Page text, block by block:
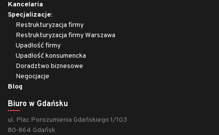
Kancelaria
Specjalizacje:
Restrukturyzacja firmy
Restrukturyzacja firmy Warszawa
Upadłość firmy
Upadłość konsumencka
Doradztwo biznesowe
Negocjacje
Blog
Biuro w Gdańsku
ul. Plac Porozumienia Gdańskiego 1/103
80-864 Gdańsk